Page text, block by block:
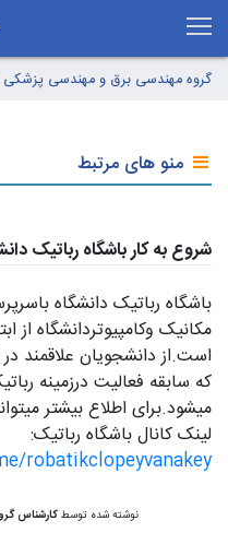
گروه مهندسی برق و مهندسی پزشکی
منو های مرتبط
شروع به کار باشگاه رباتیک
باشگاه رباتیک دانشگاه
است.از دانشجویان علاقمند
که سابقه فعالیت درزمینه
میشود.برای اطلاع بیشتر
لینک کانال باشگاه رباتیک:
robatikclopeyvanakey
نوشته شده توسطکارشناس